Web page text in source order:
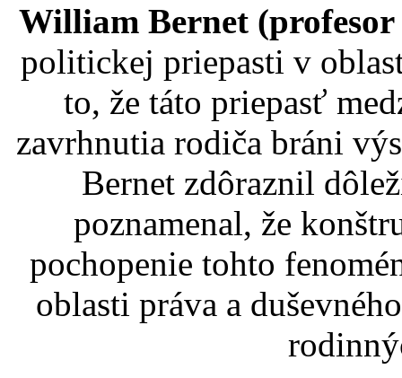
William Bernet (profesor
politickej priepasti v
to, že táto priepasť
zavrhnutia rodiča bráni
Bernet zdôraznil
poznamenal, že
pochopenie tohto
oblasti práva a